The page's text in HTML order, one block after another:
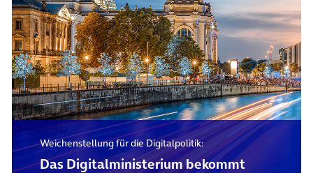
Weichenstellung für die Digitalpolitik:
Das Digital­ministerium bekommt